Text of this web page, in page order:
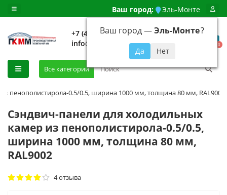
Ваш город: Эль-Монте
Ваш город —Эль-Монте?
+7 (499) 648-92-94
info@evroshtaketnikmoskva.ru
0
Все категории
пенополистирола-0.5/0.5, ширина 1000 мм, толщина 80 мм, RAL9002
Сэндвич-панели для холодильных
камер из пенополистирола-0.5/0.5,
ширина 1000 мм, толщина 80 мм,
RAL9002
4 отзыва